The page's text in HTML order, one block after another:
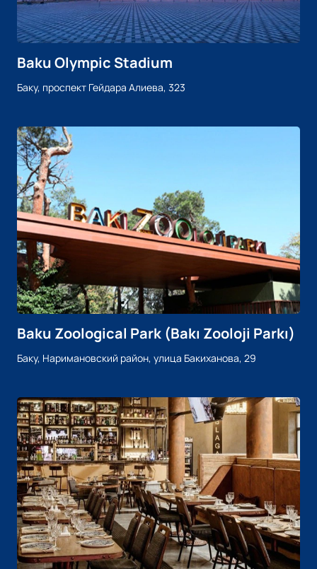
Baku Olympic Stadium
Баку, проспект Гейдара Алиева, 323
Baku Zoological Park (Bakı Zooloji Parkı)
Баку, Наримановский район, улица Бакиханова, 29